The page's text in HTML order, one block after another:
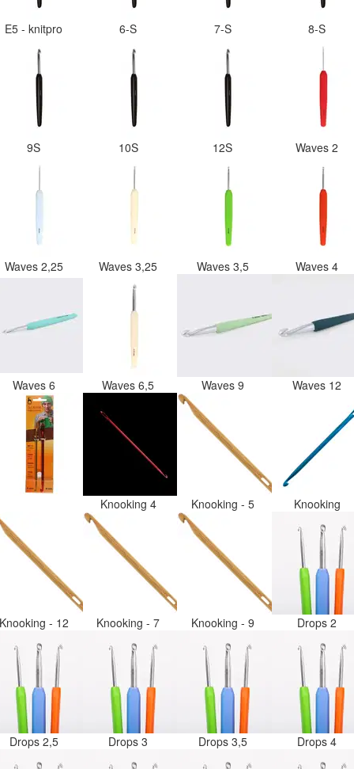
E5 - knitpro 6-S 7-S 8-S
9S 10S 12S Waves 2
Waves 2,25 Waves 3,25 Waves 3,5 Waves 4
Waves 6 Waves 6,5 Waves 9 Waves 12
Knooking 4 Knooking - 5 Knooking
- 12 Knooking - 7 Knooking - 9 Drops 2
Drops 2,5 Drops 3 Drops 3,5 Drops 4